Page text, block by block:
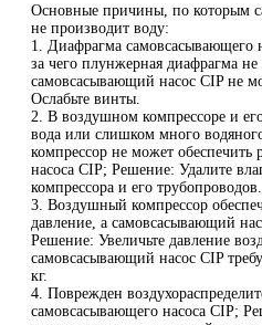
Основные причины, по которым
не производит воду:
1. Диафрагма самовсасывающего
за чего плунжерная диафрагма не
самовсасывающий насос CIP не
Ослабьте винты.
2. В воздушном компрессоре и
вода или слишком много
компрессор не может обеспечить
насоса CIP; Решение: Удалите
компрессора и его трубопроводов.
3. Воздушный компрессор
давление, а самовсасывающий
Решение: Увеличьте давление
самовсасывающий насос CIP
кг.
4. Поврежден
самовсасывающего насоса CIP;